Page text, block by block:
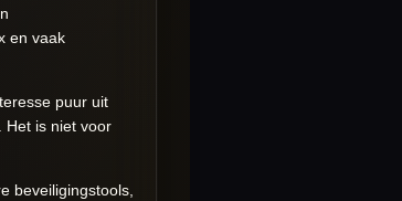
en vaak
puur uit
Het is niet voor
beveiligingstools,